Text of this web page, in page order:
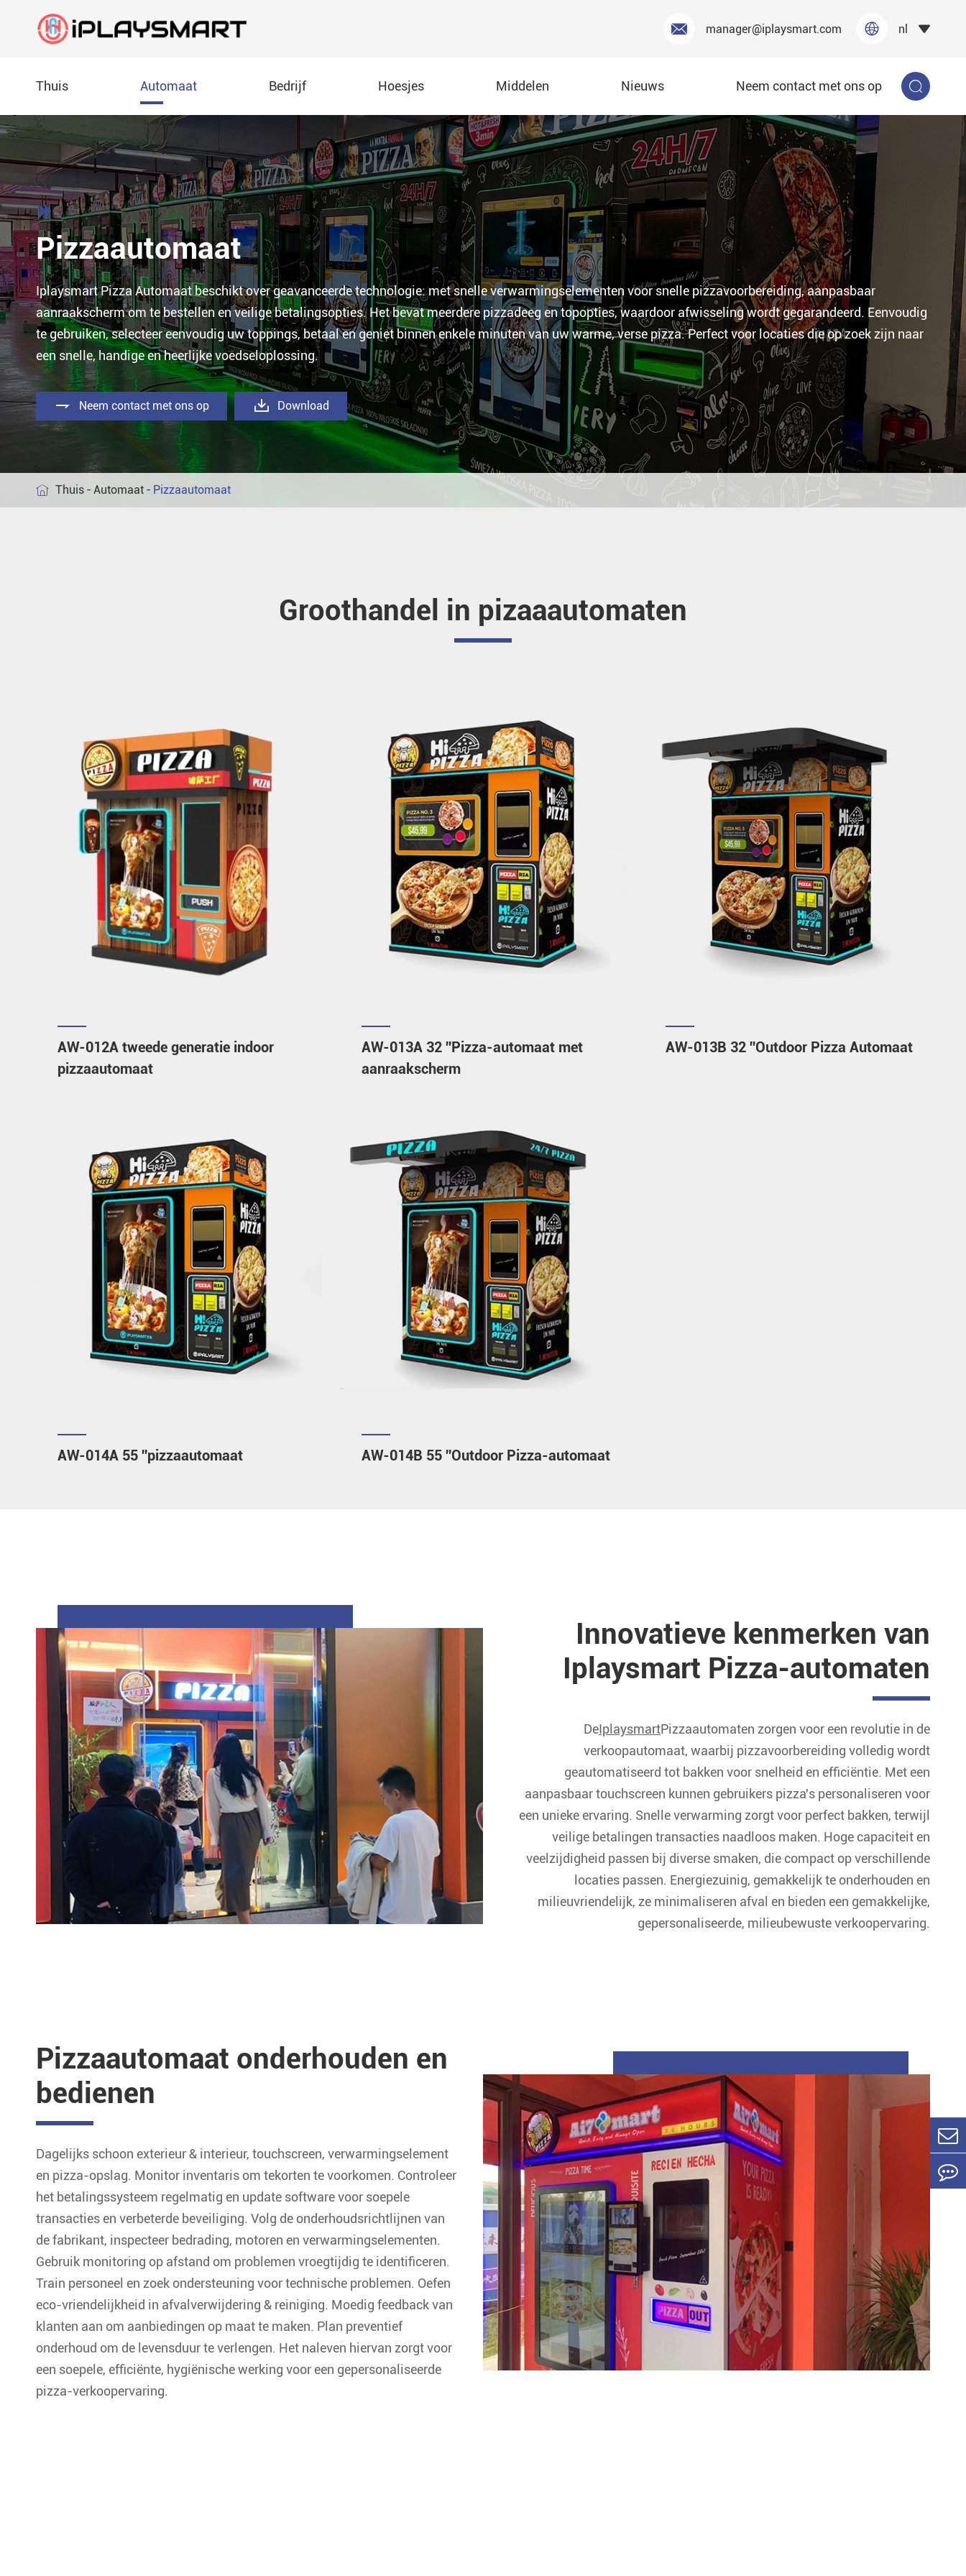
 manager@iplaysmart.com  nl 
Thuis Automaat
Pizzaautomaat
Automaat voor bellenthee
IJsautomaat
Frieten automaat
Koffieautomaat
AW-012A tweede generatie indoor pizzaautomaat
AW-013A 32 ''Pizza-automaat met aanraakscherm
AW-013B 32 ''Outdoor Pizza Automaat
AW-014A 55 ''pizzaautomaat
AW-014B 55 ''Outdoor Pizza-automaat
Bedrijf
Vervaardiging
Tentoonstellingen
Hoesjes Middelen
Document downloaden
Video
FAQ
Blog
Nieuws Neem contact met ons op 
 Thuis Automaat Pizzaautomaat

Pizzaautomaat
Iplaysmart Pizza Automaat beschikt over geavanceerde technologie: met snelle verwarmingselementen voor snelle pizzavoorbereiding, aanpasbaar
aanraakscherm om te bestellen en veilige betalingsopties. Het bevat meerdere pizzadeeg en topopties, waardoor afwisseling wordt gegarandeerd. Eenvoudig
te gebruiken, selecteer eenvoudig uw toppings, betaal en geniet binnen enkele minuten van uw warme, verse pizza. Perfect voor locaties die op zoek zijn naar
een snelle, handige en heerlijke voedseloplossing.
 Neem contact met ons op  Download
Groothandel in pizaaautomaten
AW-012A tweede generatie indoor
pizzaautomaat
AW-013A 32 ''Pizza-automaat met
aanraakscherm
AW-013B 32 ''Outdoor Pizza Automaat
AW-014A 55 ''pizzaautomaat AW-014B 55 ''Outdoor Pizza-automaat
Innovatieve kenmerken van
Iplaysmart Pizza-automaten
DeIplaysmartPizzaautomaten zorgen voor een revolutie in de
verkoopautomaat, waarbij pizzavoorbereiding volledig wordt
geautomatiseerd tot bakken voor snelheid en efficiëntie. Met een
aanpasbaar touchscreen kunnen gebruikers pizza's personaliseren voor
een unieke ervaring. Snelle verwarming zorgt voor perfect bakken, terwijl
veilige betalingen transacties naadloos maken. Hoge capaciteit en
veelzijdigheid passen bij diverse smaken, die compact op verschillende
locaties passen. Energiezuinig, gemakkelijk te onderhouden en
milieuvriendelijk, ze minimaliseren afval en bieden een gemakkelijke,
gepersonaliseerde, milieubewuste verkoopervaring.
Pizzaautomaat onderhouden en
bedienen
Dagelijks schoon exterieur & interieur, touchscreen, verwarmingselement
en pizza-opslag. Monitor inventaris om tekorten te voorkomen. Controleer
het betalingssysteem regelmatig en update software voor soepele
transacties en verbeterde beveiliging. Volg de onderhoudsrichtlijnen van
de fabrikant, inspecteer bedrading, motoren en verwarmingselementen.
Gebruik monitoring op afstand om problemen vroegtijdig te identificeren.
Train personeel en zoek ondersteuning voor technische problemen. Oefen
eco-vriendelijkheid in afvalverwijdering & reiniging. Moedig feedback van
klanten aan om aanbiedingen op maat te maken. Plan preventief
onderhoud om de levensduur te verlengen. Het naleven hiervan zorgt voor
een soepele, efficiënte, hygiënische werking voor een gepersonaliseerde
pizza-verkoopervaring.